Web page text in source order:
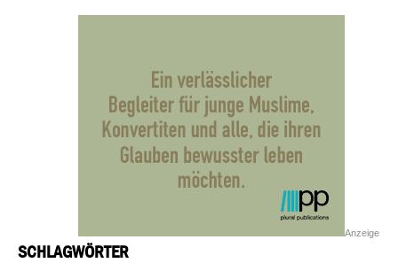
Anzeige
SCHLAGWÖRTER